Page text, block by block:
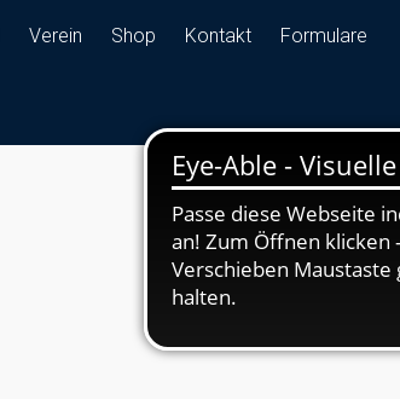
Verein Shop Kontakt Formulare